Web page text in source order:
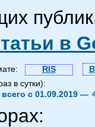
в
RIS
в сутки):
всего с 01.09.2019 —